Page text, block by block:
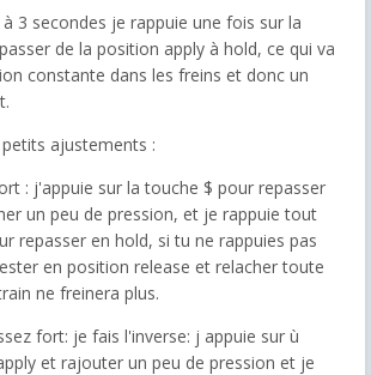
3 secondes je rappuie une fois sur la
de la position apply à hold, ce qui va
constante dans les freins et donc un
ajustements :
: j'appuie sur la touche $ pour repasser
un peu de pression, et je rappuie tout
repasser en hold, si tu ne rappuies pas
en position release et relacher toute
ne freinera plus.
fort: je fais l'inverse: j appuie sur ù
et rajouter un peu de pression et je